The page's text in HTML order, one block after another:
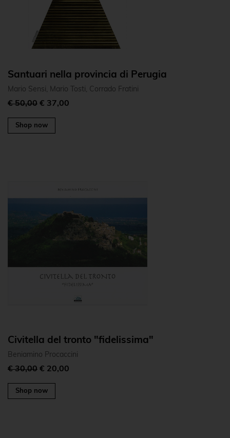
Santuari nella provincia di Perugia
Mario Sensi, Mario Tosti, Corrado Fratini
€ 50,00 € 37,00
Shop now
Civitella del tronto "fidelissima"
Beniamino Procaccini
€ 30,00 € 20,00
Shop now